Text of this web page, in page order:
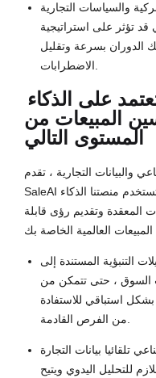
والسياسات التجارية
قد تؤثر على استراتيجية
الدوران بسرعة وتقليل
الاضطرابات.
على الذكاء
المبيعات من
المستوى التالي
والبيانات التجارية ، تقدم
SaleAI نهجا محسنا لتحسين المبيعات. تستخدم منصتنا الذكاء
المعقدة وتقديم رؤى قابلة
التنبؤية المستندة إلى
السوق ، حتى تتمكن من
استباقي للاستفادة
من الفرص القادمة.
تلقائيا بيانات التجارة
للتحليل اليدوي ويتيح